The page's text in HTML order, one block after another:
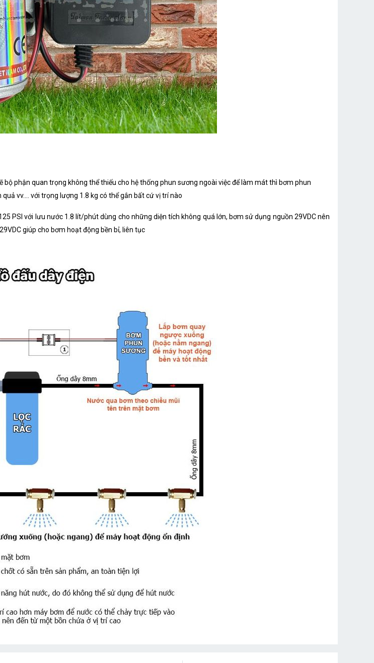
bộ phận quan trọng không thể thiếu cho hệ thống phun sương ngoài việc để làm mát thì bơm phun
vv.... với trọng lượng 1.8 kg có thể gắn bất cứ vị trí nào
PSI với lưu nước 1.8 lít/phút dùng cho những diện tích không quá lớn, bơm sử dụng nguồn 29VDC nên
giúp cho bơm hoạt động bền bỉ, liên tục